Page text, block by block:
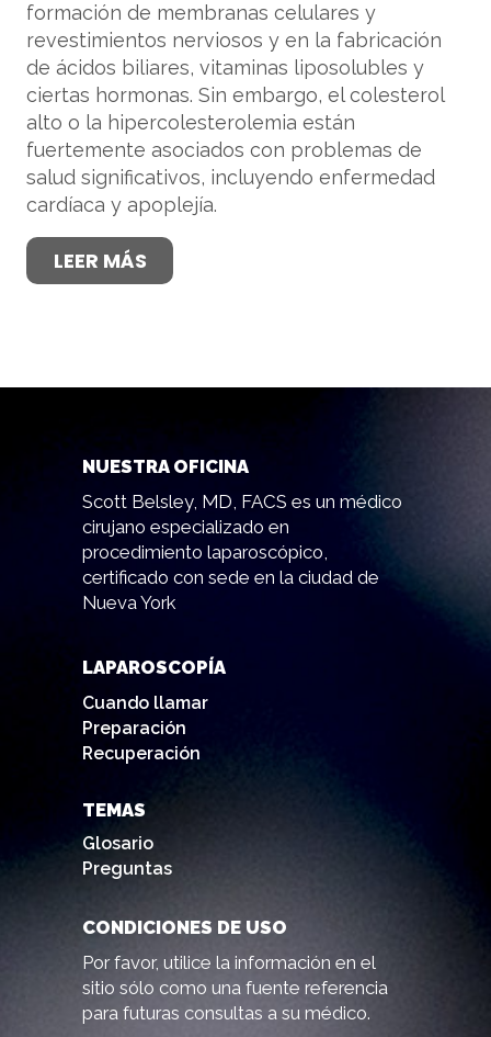
formación de membranas celulares y
revestimientos nerviosos y en la fabricación
de ácidos biliares, vitaminas liposolubles y
ciertas hormonas. Sin embargo, el colesterol
alto o la hipercolesterolemia están
fuertemente asociados con problemas de
salud significativos, incluyendo enfermedad
cardíaca y apoplejía.
LEER MÁS
NUESTRA OFICINA
Scott Belsley, MD, FACS es un médico
cirujano especializado en
procedimiento laparoscópico,
certificado con sede en la ciudad de
Nueva York
LAPAROSCOPÍA
Cuando llamar
Preparación
Recuperación
TEMAS
Glosario
Preguntas
CONDICIONES DE USO
Por favor, utilice la información en el
sitio sólo como una fuente referencia
para futuras consultas a su médico.